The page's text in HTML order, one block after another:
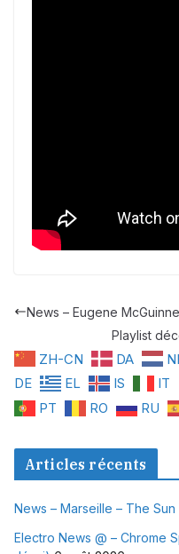
News – Eugene
Playlist
ZH-CN DA
DE
EL IS IT
PT
RO RU
Articles récents
News – Marseille – The Sun
Electro News @ – Chrome